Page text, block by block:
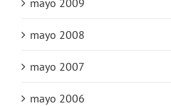
mayo 2008
mayo 2007
mayo 2006